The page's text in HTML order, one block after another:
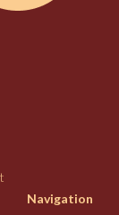
Navigation